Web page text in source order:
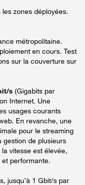
les zones déployées.
métropolitaine.
en cours. Test
sur la couverture sur
s (Gigabits par
Internet. Une
usages courants
En revanche, une
pour le streaming
gestion de plusieurs
vitesse est élevée,
performante.
jusqu’à 1 Gbit/s par